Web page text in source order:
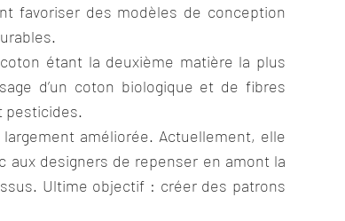
favoriser des modèles de conception
étant la deuxième matière la plus
d’un coton biologique et de fibres
pesticides.
améliorée. Actuellement, elle
designers de repenser en amont la
Ultime objectif : créer des patrons